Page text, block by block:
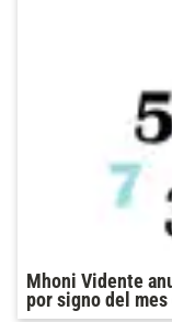
Mhoni Vidente
por signo del